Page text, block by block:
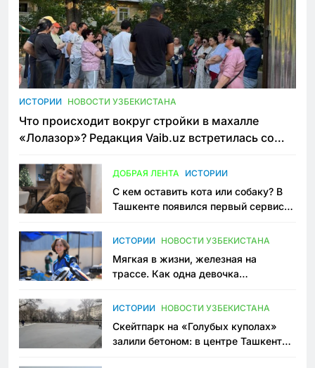
ИСТОРИИ НОВОСТИ УЗБЕКИСТАНА
Что происходит вокруг стройки в махалле
«Лолазор»? Редакция Vaib.uz встретилась со
ДОБРАЯ ЛЕНТА ИСТОРИИ
С кем оставить кота или собаку? В
Ташкенте появился первый сервис
ИСТОРИИ НОВОСТИ УЗБЕКИСТАНА
Мягкая в жизни, железная на
трассе. Как одна девочка
Узбекистане
ИСТОРИИ НОВОСТИ УЗБЕКИСТАНА
Скейтпарк на «Голубых куполах»
залили бетоном: в центре Ташкента